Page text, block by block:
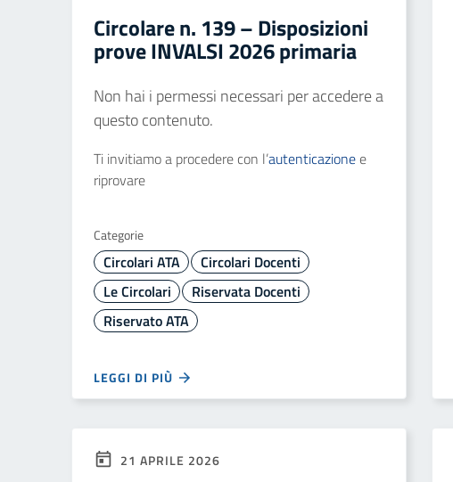
Circolare n. 139 – Disposizioni
prove INVALSI 2026 primaria
Non hai i permessi necessari per accedere a
questo contenuto.
Ti invitiamo a procedere con l’autenticazionee
riprovare
Categorie
Circolari ATA
Circolari Docenti
Le Circolari
Riservata Docenti
Riservato ATA
LEGGI DI PIÙ
21 APRILE 2026